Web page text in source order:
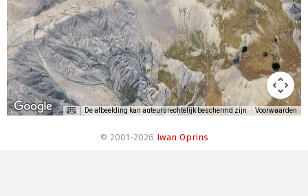
De afbeelding kan auteursrechtelijk beschermd zijn Voorwaarden
© 2001-2026 Iwan Oprins